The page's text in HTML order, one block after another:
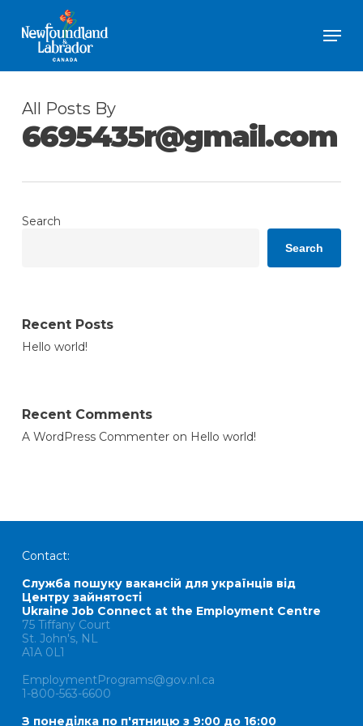
content
All Posts By
6695435r@gmail.com
Search
Search
Recent Posts
Hello world!
Recent Comments
A WordPress Commenteron Hello world!
Contact:
Служба пошуку вакансій для українців від
Центру зайнятості
Ukraine Job Connect at the Employment Centre
75 Tiffany Court
St. John's, NL
A1A 0L1
EmploymentPrograms@gov.nl.ca
1-800-563-6600
З понеділка по п'ятницю з 9:00 до 16:00
Menu